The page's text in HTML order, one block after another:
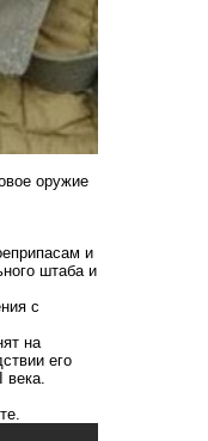
оружие
и
штаба и
с
на
его